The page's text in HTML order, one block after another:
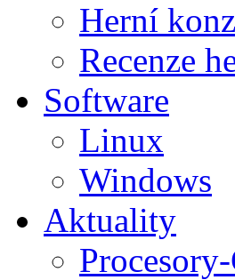
Herní
Recenze
Software
Linux
Windows
Aktuality